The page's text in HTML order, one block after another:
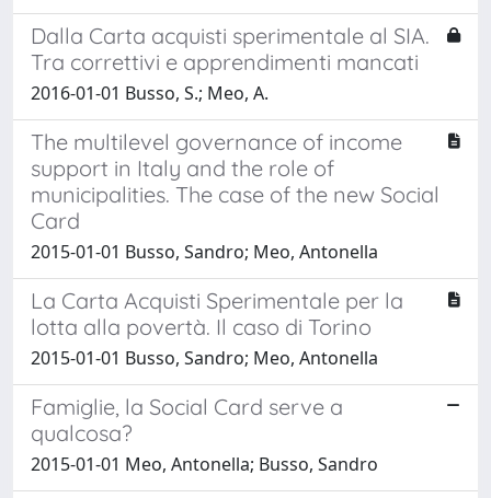
Dalla Carta acquisti sperimentale al SIA.
Tra correttivi e apprendimenti mancati
2016-01-01 Busso, S.; Meo, A.
The multilevel governance of income
support in Italy and the role of
municipalities. The case of the new Social
Card
2015-01-01 Busso, Sandro; Meo, Antonella
La Carta Acquisti Sperimentale per la
lotta alla povertà. Il caso di Torino
2015-01-01 Busso, Sandro; Meo, Antonella
Famiglie, la Social Card serve a
qualcosa?
2015-01-01 Meo, Antonella; Busso, Sandro